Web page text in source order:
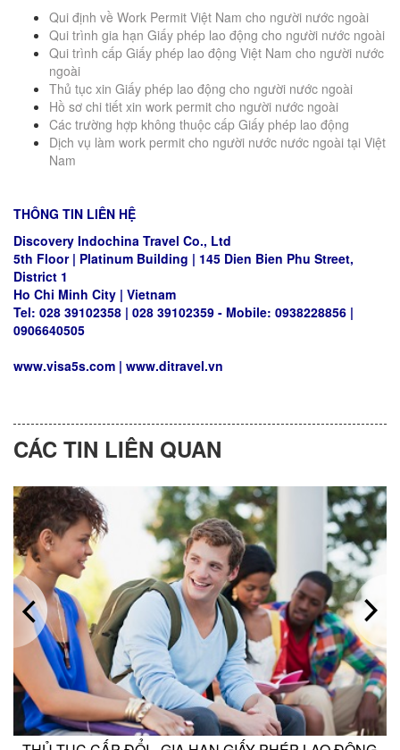
Qui định về Work Permit Việt Nam cho người nước ngoài
Qui trình gia hạn Giấy phép lao động cho người nước ngoài
Qui trình cấp Giấy phép lao động Việt Nam cho người nước
ngoài
Thủ tục xin Giấy phép lao động cho người nước ngoài
Hồ sơ chi tiết xin work permit cho người nước ngoài
Các trường hợp không thuộc cấp Giấy phép lao động
Dịch vụ làm work permit cho người nước nước ngoài tại Việt
Nam
THÔNG TIN LIÊN HỆ
Discovery Indochina Travel Co., Ltd
5th Floor | Platinum Building | 145 Dien Bien Phu Street,
District 1
Ho Chi Minh City | Vietnam
Tel: 028 39102358 | 028 39102359 - Mobile: 0938228856 |
0906640505
www.visa5s.com | www.ditravel.vn
CÁC TIN LIÊN QUAN